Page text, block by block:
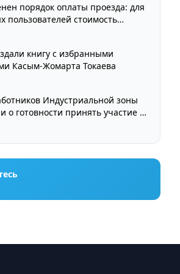
порядок оплаты проезда: для
пользователей стоимость
книгу с избранными
Касым-Жомарта Токаева
Индустриальной зоны
о готовности принять участие в
Курылтая